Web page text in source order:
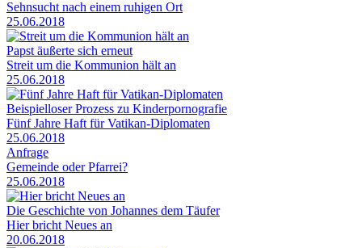
Sehnsucht nach einem ruhigen Ort
25.06.2018
Papst äußerte sich erneut
Streit um die Kommunion hält an
25.06.2018
Beispielloser Prozess zu Kinderpornografie
Fünf Jahre Haft für Vatikan-Diplomaten
25.06.2018
Anfrage
Gemeinde oder Pfarrei?
25.06.2018
Die Geschichte von Johannes dem Täufer
Hier bricht Neues an
20.06.2018